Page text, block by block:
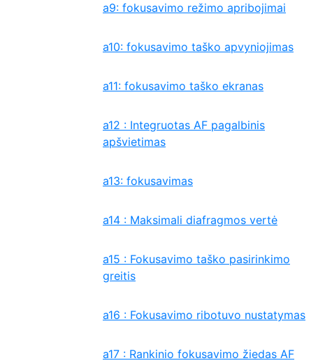
a9: fokusavimo režimo apribojimai
a10: fokusavimo taško apvyniojimas
a11: fokusavimo taško ekranas
a12 : Integruotas AF pagalbinis
apšvietimas
a13: fokusavimas
a14 : Maksimali diafragmos vertė
a15 : Fokusavimo taško pasirinkimo
greitis
a16 : Fokusavimo ribotuvo nustatymas
a17 : Rankinio fokusavimo žiedas AF